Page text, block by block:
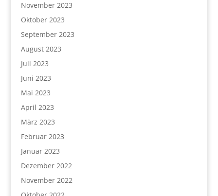
November 2023
Oktober 2023
September 2023
August 2023
Juli 2023
Juni 2023
Mai 2023
April 2023
März 2023
Februar 2023
Januar 2023
Dezember 2022
November 2022